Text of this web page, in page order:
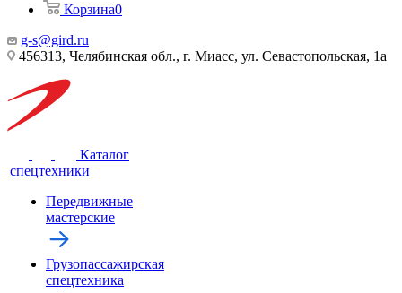
Корзина0
g-s@gird.ru
456313, Челябинская обл., г. Миасс, ул. Севастопольская, 1а
Каталог
спецтехники
Передвижные
мастерские
Грузопассажирская
спецтехника